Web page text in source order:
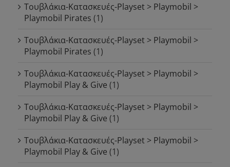
Τουβλάκια-Κατασκευές-Playset > Playmobil >
Playmobil Pirates (1)
Τουβλάκια-Κατασκευές-Playset > Playmobil >
Playmobil Pirates (1)
Τουβλάκια-Κατασκευές-Playset > Playmobil >
Playmobil Play & Give (1)
Τουβλάκια-Κατασκευές-Playset > Playmobil >
Playmobil Play & Give (1)
Τουβλάκια-Κατασκευές-Playset > Playmobil >
Playmobil Play & Give (1)